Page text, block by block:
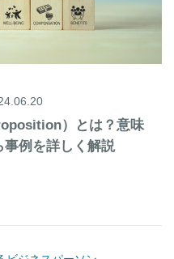
）とは？意味
例を詳しく解説